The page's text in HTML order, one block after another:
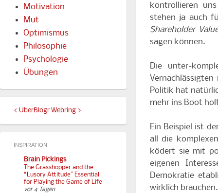
kontrollieren
stehen ja auch
Shareholder
sagen können.
Die unter-
Politik hat
mehr ins Boot
Ein Beispiel ist
all die
ködert sie mit
eigenen
Demokratie
wirklich brauchen.
Motivation
Mut
Optimismus
Philosophie
Psychologie
Übungen
< UberBlogr Webring >
INSPIRATION
Brain Pickings
The Grasshopper and the
“Lusory Attitude” Essential
for Playing the Game of Life
vor 4 Tagen